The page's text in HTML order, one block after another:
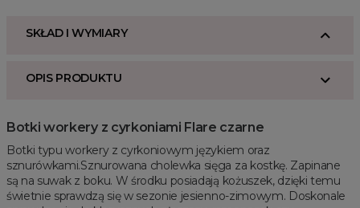
SKŁAD I WYMIARY
OPIS PRODUKTU
Botki workery z cyrkoniami Flare czarne
Botki typu workery z cyrkoniowym językiem oraz
sznurówkami.Sznurowana cholewka sięga za kostkę. Zapinane
są na suwak z boku. W środku posiadają kożuszek, dzięki temu
świetnie sprawdzą się w sezonie jesienno-zimowym. Doskonale